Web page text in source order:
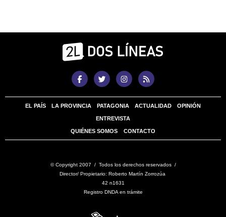
EL PAÍS LA PROVINCIA PATAGONIA ACTUALIDAD OPINIÓN
ENTREVISTA
QUIÉNES SOMOS CONTACTO
© Copyright 2007 / Todos los derechos reservados /
Director/ Propietario: Roberto Martín Zorrozúa
42 n1631
Registro DNDA en trámite